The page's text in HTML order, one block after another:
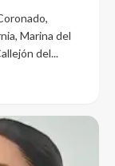
Marina del
del...